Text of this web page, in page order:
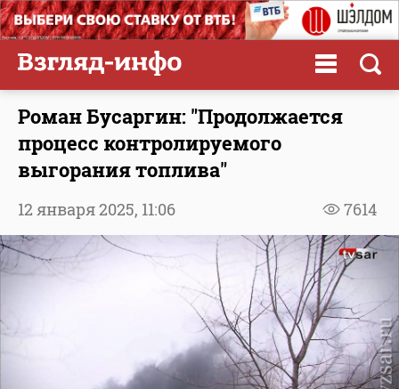
Роман Бусаргин: "Продолжается
процесс контролируемого
выгорания топлива"
7614
12 января 2025, 11:06